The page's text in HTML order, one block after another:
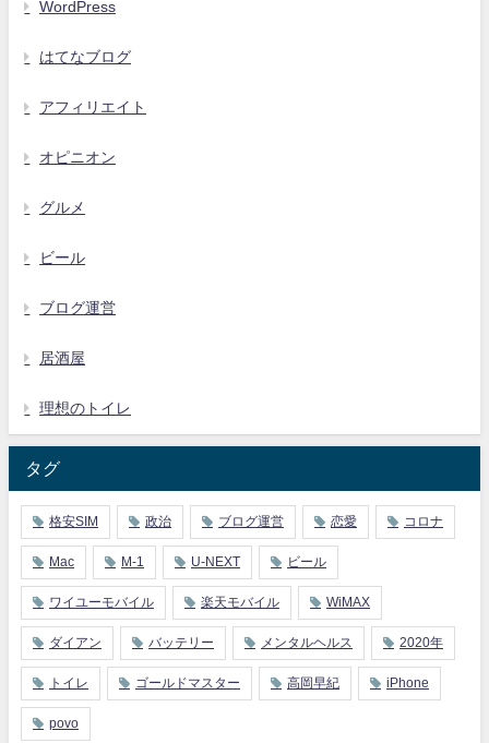
WordPress
はてなブログ
アフィリエイト
オピニオン
グルメ
ビール
ブログ運営
居酒屋
理想のトイレ
タグ
格安SIM 政治 ブログ運営 恋愛 コロナ
Mac M-1 U-NEXT ビール
ワイユーモバイル 楽天モバイル WiMAX
ダイアン バッテリー メンタルヘルス 2020年
トイレ ゴールドマスター 高岡早紀 iPhone
povo